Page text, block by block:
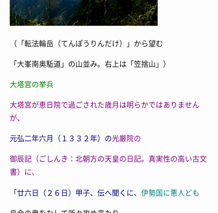
（「転法輪岳（てんぽうりんだけ）」から望む
「大峯南奥駈道」の山並み。右上は「笠捨山」）
大塔宮の挙兵
大塔宮が恵日院で過ごされた歳月は明らかではありません
が、
元弘二年六月（１３３２年）の光厳院の
御辰記（ごしんき：北朝方の天皇の日記。真実性の高い古文
書）に、
「廿六日（２６日）甲子、伝へ聞くに、 伊勢国に悪人ども